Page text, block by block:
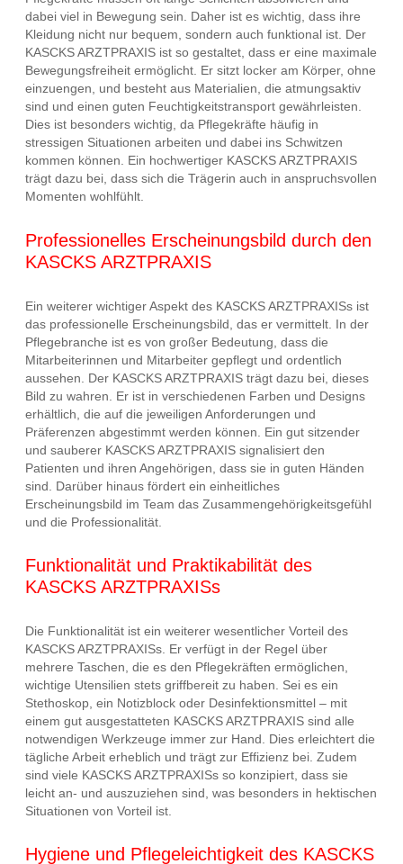
dabei viel in Bewegung sein. Daher ist es wichtig, dass ihre
Kleidung nicht nur bequem, sondern auch funktional ist. Der
KASCKS ARZTPRAXIS ist so gestaltet, dass er eine maximale
Bewegungsfreiheit ermöglicht. Er sitzt locker am Körper, ohne
einzuengen, und besteht aus Materialien, die atmungsaktiv
sind und einen guten Feuchtigkeitstransport gewährleisten.
Dies ist besonders wichtig, da Pflegekräfte häufig in
stressigen Situationen arbeiten und dabei ins Schwitzen
kommen können. Ein hochwertiger KASCKS ARZTPRAXIS
trägt dazu bei, dass sich die Trägerin auch in anspruchsvollen
Momenten wohlfühlt.
Professionelles Erscheinungsbild durch den
KASCKS ARZTPRAXIS
Ein weiterer wichtiger Aspekt des KASCKS ARZTPRAXISs ist
das professionelle Erscheinungsbild, das er vermittelt. In der
Pflegebranche ist es von großer Bedeutung, dass die
Mitarbeiterinnen und Mitarbeiter gepflegt und ordentlich
aussehen. Der KASCKS ARZTPRAXIS trägt dazu bei, dieses
Bild zu wahren. Er ist in verschiedenen Farben und Designs
erhältlich, die auf die jeweiligen Anforderungen und
Präferenzen abgestimmt werden können. Ein gut sitzender
und sauberer KASCKS ARZTPRAXIS signalisiert den
Patienten und ihren Angehörigen, dass sie in guten Händen
sind. Darüber hinaus fördert ein einheitliches
Erscheinungsbild im Team das Zusammengehörigkeitsgefühl
und die Professionalität.
Funktionalität und Praktikabilität des
KASCKS ARZTPRAXISs
Die Funktionalität ist ein weiterer wesentlicher Vorteil des
KASCKS ARZTPRAXISs. Er verfügt in der Regel über
mehrere Taschen, die es den Pflegekräften ermöglichen,
wichtige Utensilien stets griffbereit zu haben. Sei es ein
Stethoskop, ein Notizblock oder Desinfektionsmittel – mit
einem gut ausgestatteten KASCKS ARZTPRAXIS sind alle
notwendigen Werkzeuge immer zur Hand. Dies erleichtert die
tägliche Arbeit erheblich und trägt zur Effizienz bei. Zudem
sind viele KASCKS ARZTPRAXISs so konzipiert, dass sie
leicht an- und auszuziehen sind, was besonders in hektischen
Situationen von Vorteil ist.
Hygiene und Pflegeleichtigkeit des KASCKS